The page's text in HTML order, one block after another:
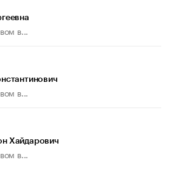
в...
в...
Хайдарович
в...